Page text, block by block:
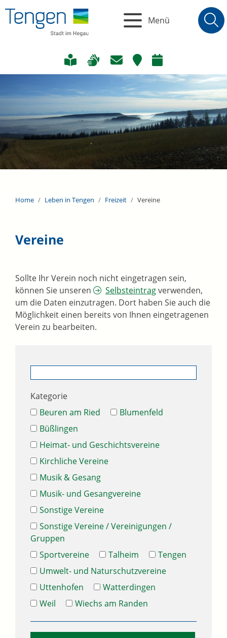
Menü
Home Leben in Tengen Freizeit Vereine
Vereine
Sollte Ihr Verein noch nicht eingetragen sein,
können Sie unseren
Selbsteintragverwenden,
um die Daten einzutragen. Dort haben Sie auch die
Möglichkeit einen bereits von Ihnen eingetragenen
Verein zu bearbeiten.
Kategorie
Beuren am Ried
Blumenfeld
Büßlingen
Heimat- und Geschichtsvereine
Kirchliche Vereine
Musik & Gesang
Musik- und Gesangvereine
Sonstige Vereine
Sonstige Vereine / Vereinigungen /
Gruppen
Sportvereine
Talheim
Tengen
Umwelt- und Naturschutzvereine
Uttenhofen
Watterdingen
Weil
Wiechs am Randen